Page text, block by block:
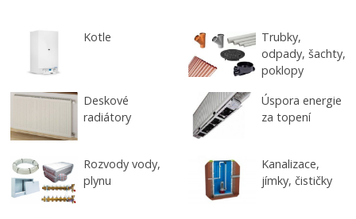
Kotle
Trubky,
odpady, šachty,
poklopy
Deskové
radiátory
Úspora energie
za topení
Rozvody vody,
plynu
Kanalizace,
jímky, čističky